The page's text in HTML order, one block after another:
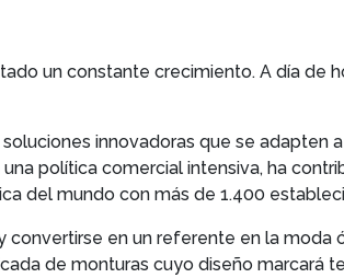
un constante crecimiento. A día de
innovadoras que se adapten
política comercial intensiva, ha
del mundo con más de 1.400
convertirse en un referente en la moda
de monturas cuyo diseño marcará